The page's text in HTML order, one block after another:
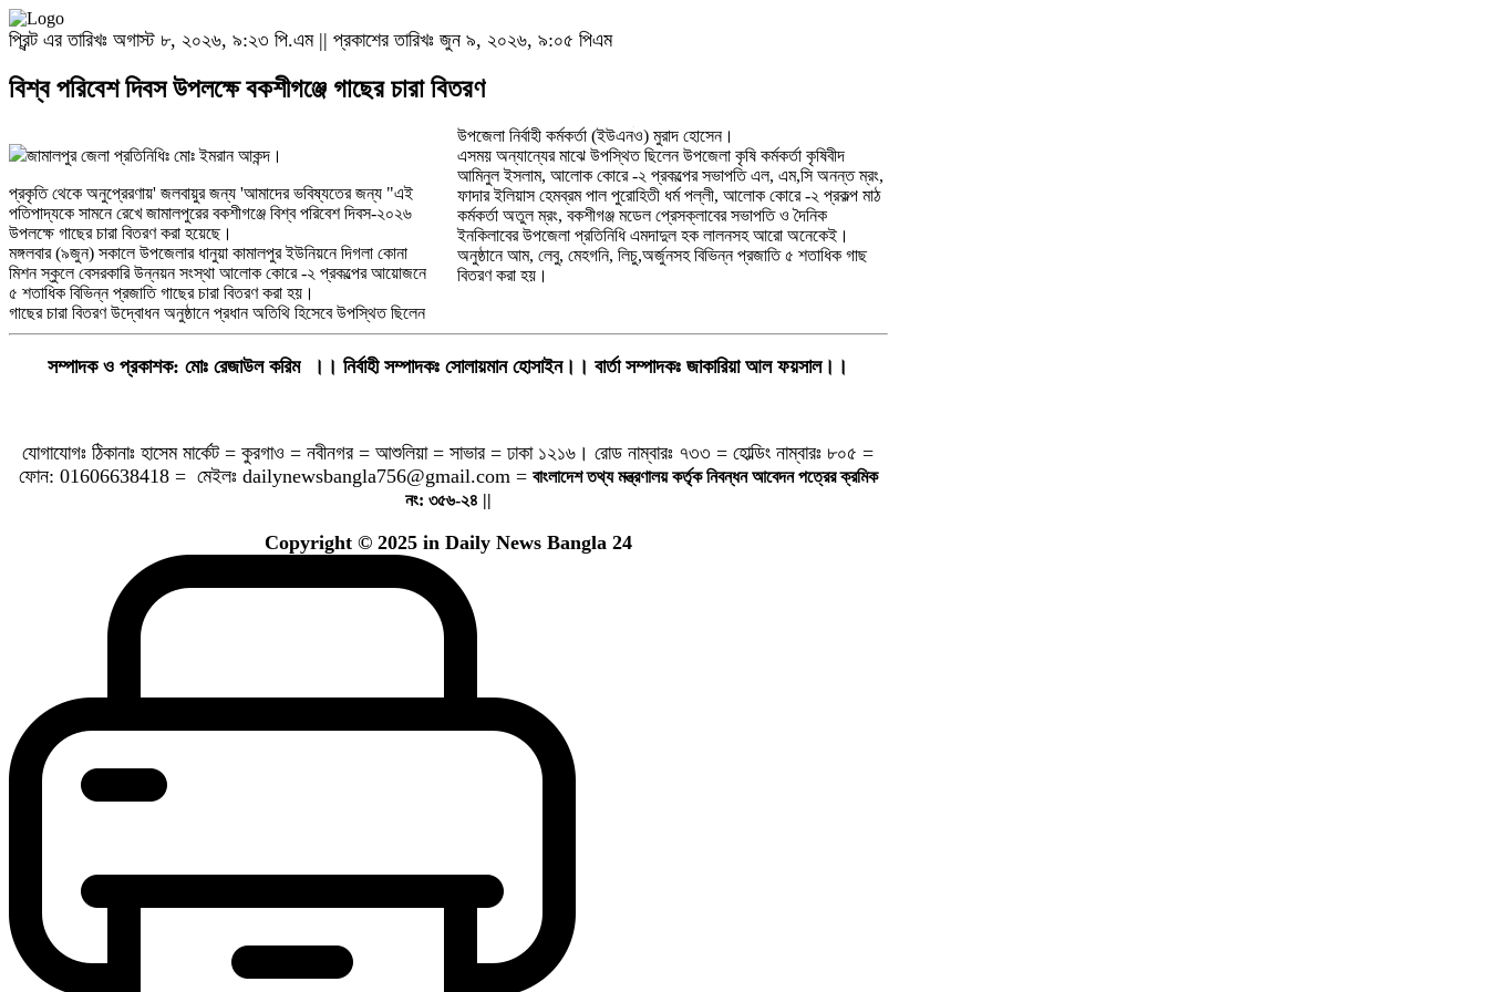
প্রিন্ট এর তারিখঃ অগাস্ট ৮, ২০২৬, ৯:২৩ পি.এম || প্রকাশের তারিখঃ জুন ৯, ২০২৬, ৯:০৫ পিএম
বিশ্ব পরিবেশ দিবস উপলক্ষে বকশীগঞ্জে গাছের চারা বিতরণ
জামালপুর জেলা প্রতিনিধিঃ মোঃ ইমরান আকন্দ।
প্রকৃতি থেকে অনুপ্রেরণায়' জলবায়ুর জন্য 'আমাদের ভবিষ্যতের জন্য "এই
পতিপাদ্যকে সামনে রেখে জামালপুরের বকশীগঞ্জে বিশ্ব পরিবেশ দিবস-২০২৬
উপলক্ষে গাছের চারা বিতরণ করা হয়েছে।
মঙ্গলবার (৯জুন) সকালে উপজেলার ধানুয়া কামালপুর ইউনিয়নে দিগলা কোনা
মিশন স্কুলে বেসরকারি উন্নয়ন সংস্থা আলোক কোরে -২ প্রকল্পের আয়োজনে
৫ শতাধিক বিভিন্ন প্রজাতি গাছের চারা বিতরণ করা হয়।
গাছের চারা বিতরণ উদ্বোধন অনুষ্ঠানে প্রধান অতিথি হিসেবে উপস্থিত ছিলেন
উপজেলা নির্বাহী কর্মকর্তা (ইউএনও) মুরাদ হোসেন।
এসময় অন্যান্যের মাঝে উপস্থিত ছিলেন উপজেলা কৃষি কর্মকর্তা কৃষিবীদ
আমিনুল ইসলাম, আলোক কোরে -২ প্রকল্পের সভাপতি এল, এম,সি অনন্ত ম্রং,
ফাদার ইলিয়াস হেমব্রম পাল পুরোহিতী ধর্ম পল্লী, আলোক কোরে -২ প্রকল্প মাঠ
কর্মকর্তা অতুল ম্রং, বকশীগঞ্জ মডেল প্রেসক্লাবের সভাপতি ও দৈনিক
ইনকিলাবের উপজেলা প্রতিনিধি এমদাদুল হক লালনসহ আরো অনেকেই।
অনুষ্ঠানে আম, লেবু, মেহগনি, লিচু,অর্জুনসহ বিভিন্ন প্রজাতি ৫ শতাধিক গাছ
বিতরণ করা হয়।
সম্পাদক ও প্রকাশক: মোঃ রেজাউল করিম ।। নির্বাহী সম্পাদকঃ সোলায়মান হোসাইন।। বার্তা সম্পাদকঃ জাকারিয়া আল ফয়সাল।।
যোগাযোগঃ ঠিকানাঃ হাসেম মার্কেট = কুরগাও = নবীনগর = আশুলিয়া = সাভার = ঢাকা ১২১৬। রোড নাম্বারঃ ৭৩৩ = হোল্ডিং নাম্বারঃ ৮০৫ =
ফোন: 01606638418 = মেইলঃ dailynewsbangla756@gmail.com = বাংলাদেশ তথ্য মন্ত্রণালয় কর্তৃক নিবন্ধন আবেদন পত্রের ক্রমিক
নং: ৩৫৬-২৪ ||
Copyright ©️ 2025 in Daily News Bangla 24